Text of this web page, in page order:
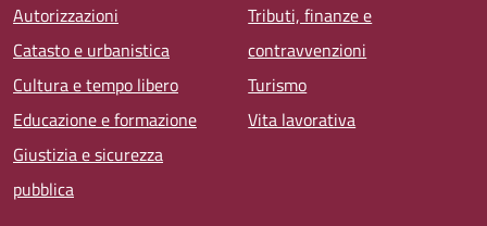
Autorizzazioni
Catasto e urbanistica
Cultura e tempo libero
Educazione e formazione
Giustizia e sicurezza
pubblica
Tributi, finanze e
contravvenzioni
Turismo
Vita lavorativa